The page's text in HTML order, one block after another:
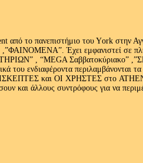
από το πανεπιστήμιο του Υork στην
,”ΦΑΙΝΟΜΕΝΑ”. Έχει εμφανιστεί σε
, “MEGA Σαββατοκύριακο” ,”ΣΚ
του ενδιαφέροντα περιλαμβάνονται
και ΟΙ ΧΡΗΣΤΕΣ στο
άλλους συντρόφους για να